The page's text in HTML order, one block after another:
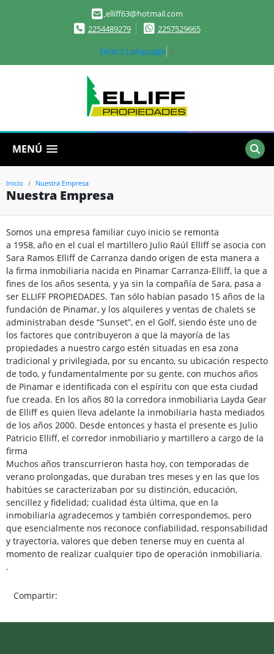
elliff63@hotmail.com
2254489279
2257529665
Select Language ▼
MENÚ
Inicio Nuestra Empresa
Nuestra Empresa
Somos una empresa familiar cuyo inicio se remonta
a 1958, año en el cual el martillero Julio Raúl Elliff se asocia con
Sara Ramos Elliff de Carranza dando origen de esta manera a
la firma inmobiliaria nacida en Pinamar Carranza-Elliff, la que a
fines de los años sesenta, y ya sin la compañía de Sara, pasa a
ser ELLIFF PROPIEDADES. Tan sólo habían pasado 15 años de la
fundación de Pinamar, y los alquileres y ventas de chalets se
administraban desde “Sunset”, en el Golf, siendo éste uno de
los factores que contribuyeron a que la mayoría de las
propiedades a nuestro cargo estén situadas en esa zona
tradicional y privilegiada, por su encanto, su ubicación respecto
de todo, y fundamentalmente por su gente, con muchos años
de Pinamar e identificada con el espíritu con que esta ciudad
fue creada. En los años 80 la corredora inmobiliaria Layda Gear
de Elliff es quien lleva adelante la inmobiliaria hasta mediados
de los años 2000. Desde entonces y hasta el presente es Julio
Patricio Elliff, el corredor inmobiliario y martillero a cargo de la
firma
Muchos años transcurrieron hasta hoy, con temporadas de
verano prolongadas, que duraban tres meses y en las que los
habitúes se caracterizaban por su distinción, educación,
sencillez y fidelidad; cualidad ésta última, que en la
inmobiliaria agradecemos y también correspondemos, pero
que esencialmente nos reconoce confiabilidad, responsabilidad
y trayectoria, valores que deben tenerse muy en cuenta al
momento de realizar cualquier tipo de operación inmobiliaria.
.
Compartir: